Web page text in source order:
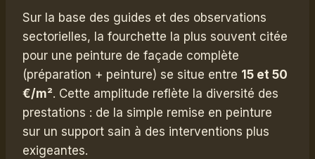
Sur la base des guides et des observations
sectorielles, la fourchette la plus souvent citée
pour une peinture de façade complète
(préparation + peinture) se situe entre 15 et 50
€/m². Cette amplitude reflète la diversité des
prestations : de la simple remise en peinture
sur un support sain à des interventions plus
exigeantes.